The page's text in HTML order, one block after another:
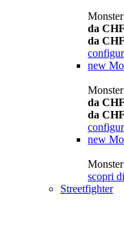
Monster
da
da
new
da
da
new
scopri
Streetfighter